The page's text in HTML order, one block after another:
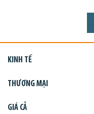
KINH TẾ
THƯƠNG MẠI
GIÁ CẢ